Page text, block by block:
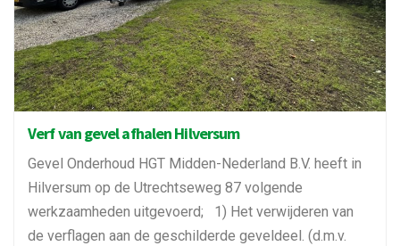
Verf van gevel afhalen Hilversum
Gevel Onderhoud HGT Midden-Nederland B.V. heeft in
Hilversum op de Utrechtseweg 87 volgende
werkzaamheden uitgevoerd; 1) Het verwijderen van
de verflagen aan de geschilderde geveldeel. (d.m.v.